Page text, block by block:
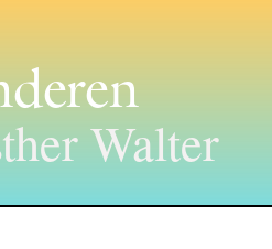
Walter